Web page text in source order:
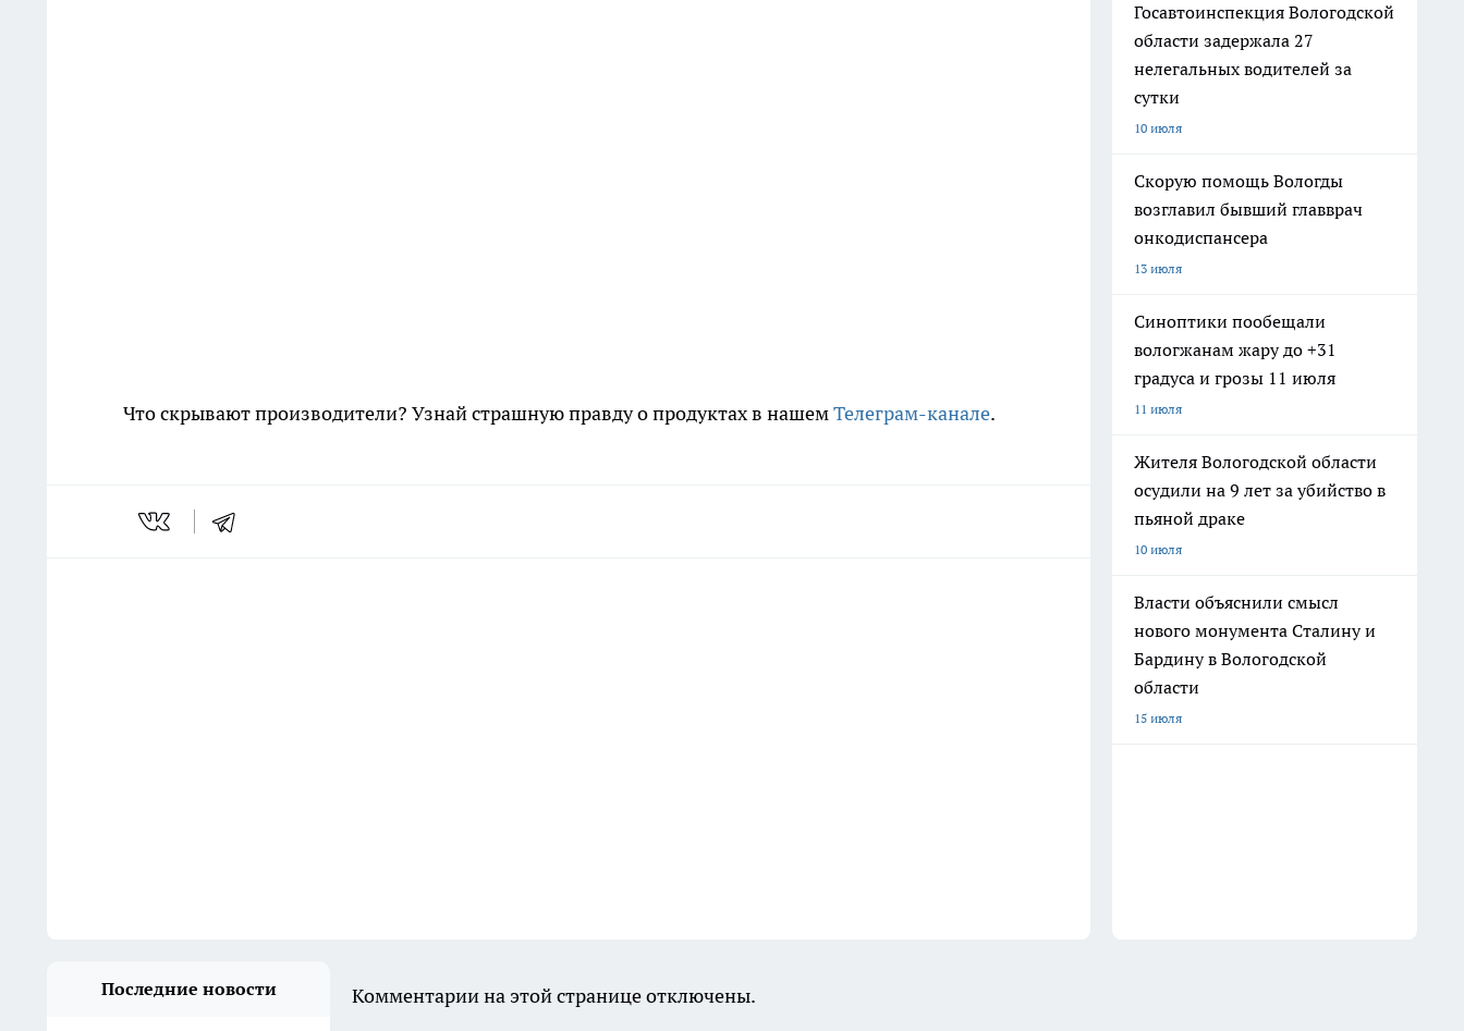
Что скрывают производители? Узнай страшную правду о продуктах в нашемТелеграм-канале.
Госавтоинспекция Вологодской
области задержала 27
нелегальных водителей за
сутки
10 июля
Скорую помощь Вологды
возглавил бывший главврач
онкодиспансера
13 июля
Синоптики пообещали
вологжанам жару до +31
градуса и грозы 11 июля
11 июля
Жителя Вологодской области
осудили на 9 лет за убийство в
пьяной драке
10 июля
Власти объяснили смысл
нового монумента Сталину и
Бардину в Вологодской
области
15 июля
Последние новости Комментарии на этой странице отключены.